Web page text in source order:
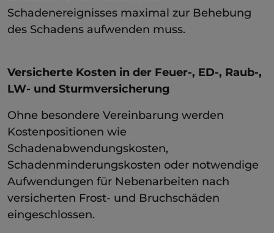
Schadenereignisses maximal zur Behebung
des Schadens aufwenden muss.
Versicherte Kosten in der Feuer-, ED-, Raub-,
LW- und Sturmversicherung
Ohne besondere Vereinbarung werden
Kostenpositionen wie
Schadenabwendungskosten,
Schadenminderungskosten oder notwendige
Aufwendungen für Nebenarbeiten nach
versicherten Frost- und Bruchschäden
eingeschlossen.